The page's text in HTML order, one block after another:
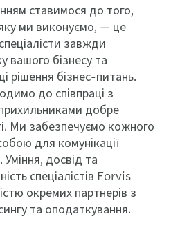
ставимося до того,
ми виконуємо, — це
завжди
вашого бізнесу та
рішення бізнес-питань.
до співпраці з
добре
Ми забезпечуємо кожного
для комунікації
досвід та
спеціалістів Forvis
окремих партнерів з
та оподаткування.